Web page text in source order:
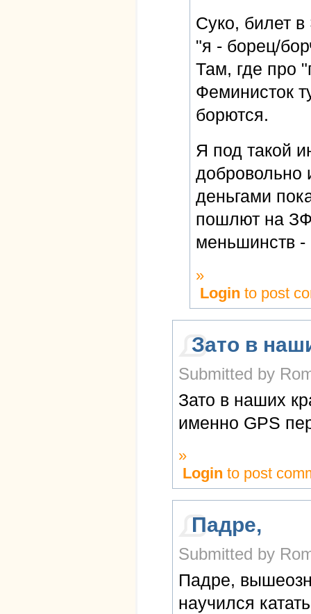
Суко, билет
"я - борец/
Там, где про
Феминисток
борются.
Я под такой
добровольно
деньгами
пошлют на
меньшинств
»
Login to post
Зато в
Submitted by
Зато в наших
именно GPS
»
Login to post
Падре,
Submitted by
Падре,
научился